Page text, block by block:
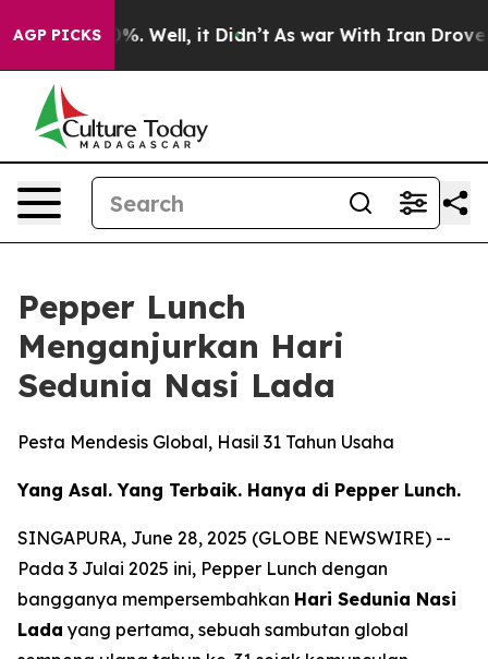
AGP PICKS40%. Well, it Didn’t As war With Iran Drove oil
Pepper Lunch
Menganjurkan Hari
Sedunia Nasi Lada
Pesta Mendesis Global, Hasil 31 Tahun Usaha
Yang Asal. Yang Terbaik. Hanya di Pepper Lunch.
SINGAPURA, June 28, 2025 (GLOBE NEWSWIRE) --
Pada 3 Julai 2025 ini, Pepper Lunch dengan
bangganya mempersembahkan Hari Sedunia Nasi
Lada yang pertama, sebuah sambutan global